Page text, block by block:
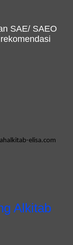
SAE/ SAEO
elisa.com
Alkitab